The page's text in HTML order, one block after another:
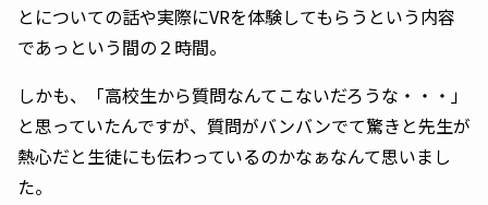
とについての話や実際にVRを体験してもらうという内容
であっという間の２時間。
しかも、「高校生から質問なんてこないだろうな・・・」
と思っていたんですが、質問がバンバンでて驚きと先生が
熱心だと生徒にも伝わっているのかなぁなんて思いまし
た。